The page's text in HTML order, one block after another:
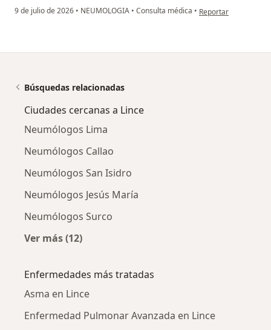
9 de julio de 2026 • NEUMOLOGIA • Consulta médica • en opinión del
Reportar
Búsquedas relacionadas
Ciudades cercanas a Lince
Neumólogos Lima
Neumólogos Callao
Neumólogos San Isidro
Neumólogos Jesús María
Neumólogos Surco
Ver más (12)
Enfermedades más tratadas
Asma en Lince
Enfermedad Pulmonar Avanzada en Lince